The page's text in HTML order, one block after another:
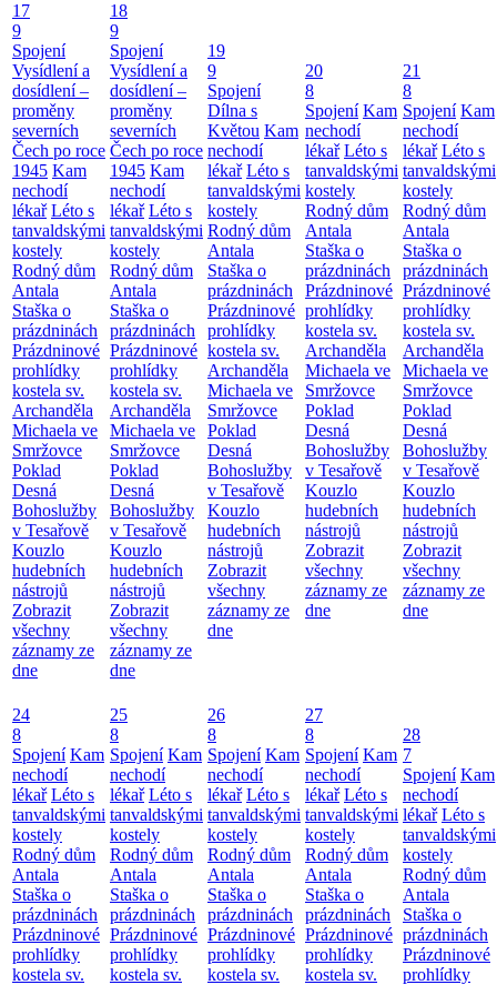
17
9
Spojení
Vysídlení a
dosídlení –
proměny
severních
Čech po roce
1945 Kam
nechodí
lékař Léto s
tanvaldskými
kostely
Rodný dům
Antala
Staška o
prázdninách
Prázdninové
prohlídky
kostela sv.
Archanděla
Michaela ve
Smržovce
Poklad
Desná
Bohoslužby
v Tesařově
Kouzlo
hudebních
nástrojů
Zobrazit
všechny
záznamy ze
dne
18
9
Spojení
Vysídlení a
dosídlení –
proměny
severních
Čech po roce
1945 Kam
nechodí
lékař Léto s
tanvaldskými
kostely
Rodný dům
Antala
Staška o
prázdninách
Prázdninové
prohlídky
kostela sv.
Archanděla
Michaela ve
Smržovce
Poklad
Desná
Bohoslužby
v Tesařově
Kouzlo
hudebních
nástrojů
Zobrazit
všechny
záznamy ze
dne
19
9
Spojení
Dílna s
Květou Kam
nechodí
lékař Léto s
tanvaldskými
kostely
Rodný dům
Antala
Staška o
prázdninách
Prázdninové
prohlídky
kostela sv.
Archanděla
Michaela ve
Smržovce
Poklad
Desná
Bohoslužby
v Tesařově
Kouzlo
hudebních
nástrojů
Zobrazit
všechny
záznamy ze
dne
20
8
Spojení Kam
nechodí
lékař Léto s
tanvaldskými
kostely
Rodný dům
Antala
Staška o
prázdninách
Prázdninové
prohlídky
kostela sv.
Archanděla
Michaela ve
Smržovce
Poklad
Desná
Bohoslužby
v Tesařově
Kouzlo
hudebních
nástrojů
Zobrazit
všechny
záznamy ze
dne
21
8
Spojení Kam
nechodí
lékař Léto s
tanvaldskými
kostely
Rodný dům
Antala
Staška o
prázdninách
Prázdninové
prohlídky
kostela sv.
Archanděla
Michaela ve
Smržovce
Poklad
Desná
Bohoslužby
v Tesařově
Kouzlo
hudebních
nástrojů
Zobrazit
všechny
záznamy ze
dne
24
8
Spojení Kam
nechodí
lékař Léto s
tanvaldskými
kostely
Rodný dům
Antala
Staška o
prázdninách
Prázdninové
prohlídky
kostela sv.
25
8
Spojení Kam
nechodí
lékař Léto s
tanvaldskými
kostely
Rodný dům
Antala
Staška o
prázdninách
Prázdninové
prohlídky
kostela sv.
26
8
Spojení Kam
nechodí
lékař Léto s
tanvaldskými
kostely
Rodný dům
Antala
Staška o
prázdninách
Prázdninové
prohlídky
kostela sv.
27
8
Spojení Kam
nechodí
lékař Léto s
tanvaldskými
kostely
Rodný dům
Antala
Staška o
prázdninách
Prázdninové
prohlídky
kostela sv.
28
7
Spojení Kam
nechodí
lékař Léto s
tanvaldskými
kostely
Rodný dům
Antala
Staška o
prázdninách
Prázdninové
prohlídky